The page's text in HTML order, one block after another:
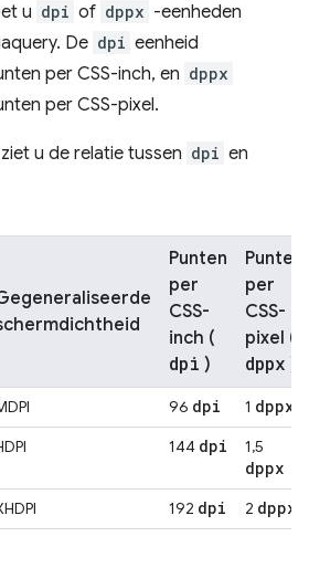
u dpi of dppx -eenheden
De dpi eenheid
per CSS-inch, en dppx
per CSS-pixel.
u de relatie tussen dpi en
Punten
per
CSS-
inch (
dpi )
Punten
per
CSS-
pixel (
dppx
96 dpi 1 dppx
144 dpi 1,5
dppx
192 dpi 2 dppx